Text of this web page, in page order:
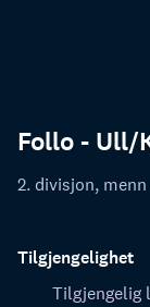
Follo - Ull/
2. divisjon, menn
Tilgjengelighet
Tilgjengelig